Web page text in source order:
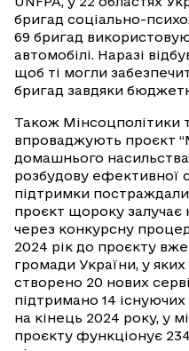
бригад соціально-
69 бригад
автомобілі. Наразі
щоб ті могли
бригад завдяки
Також Мінсоцполітики
впроваджують проєкт
домашнього
розбудову ефективної
підтримки
проєкт щороку залучає
через конкурсну
2024 рік до проєкту вже
громади України, у
створено 20 нових
підтримано 14
на кінець 2024 року, у
проєкту функціонує